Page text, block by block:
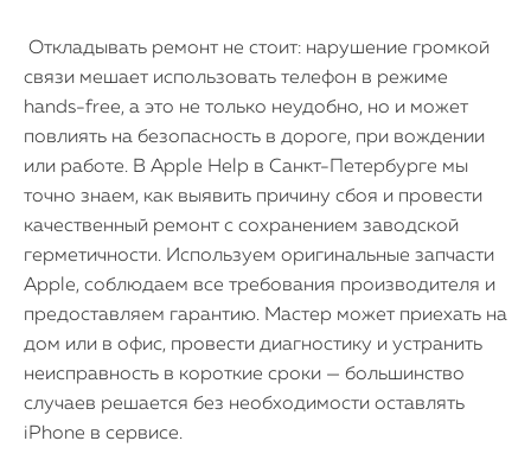
Откладывать ремонт не стоит: нарушение громкой
связи мешает использовать телефон в режиме
hands-free, а это не только неудобно, но и может
повлиять на безопасность в дороге, при вождении
или работе. В Apple Help в Санкт-Петербурге мы
точно знаем, как выявить причину сбоя и провести
качественный ремонт с сохранением заводской
герметичности. Используем оригинальные запчасти
Apple, соблюдаем все требования производителя и
предоставляем гарантию. Мастер может приехать на
дом или в офис, провести диагностику и устранить
неисправность в короткие сроки — большинство
случаев решается без необходимости оставлять
iPhone в сервисе.